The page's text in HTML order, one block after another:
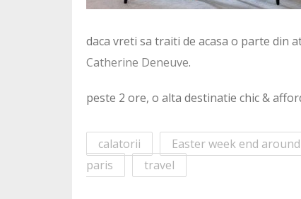
daca vreti sa traiti de acasa o parte din
Catherine Deneuve.
peste 2 ore, o alta destinatie chic &
calatorii Easter week end
paris
travel